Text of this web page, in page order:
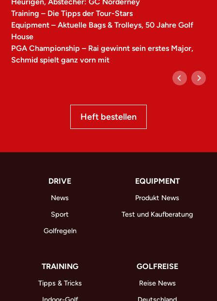
Training – Die Tipps der Tour-Stars
Equipment – Aktuelle Bags & Trolleys, 50 Jahre Golf
House
PGA Championship – Rai gewinnt sein erstes Major,
Schmid spielt ganz vorn mit
Heft bestellen
DRIVE
News
Sport
Golfregeln
EQUIPMENT
Produkt News
Test und Kaufberatung
TRAINING
Tipps & Tricks
GOLFREISE
Reise News